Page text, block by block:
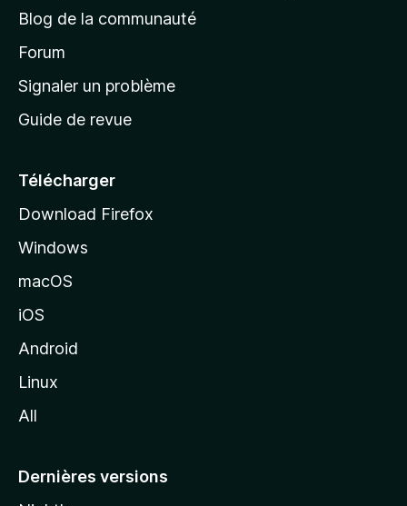
d
a
c
e
l
d
o
z
l
Blog de la communauté
Forum
Signaler un problème
Guide de revue
Télécharger
Download Firefox
Windows
macOS
iOS
Android
Linux
All
Dernières versions